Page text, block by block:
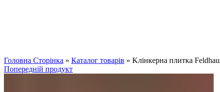
Головна Сторінка » Каталог товарів » Kлінкерна плитка
Попередній продукт